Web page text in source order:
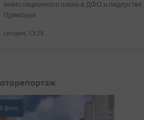
инвестиционного плана в ДФО и лидерстве
Приморья
сегодня, 13:28
фото